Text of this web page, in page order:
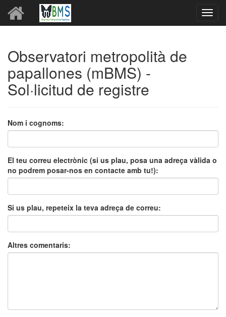
Observatori metropolità de
papallones (mBMS) -
Sol·licitud de registre
Nom i cognoms:
El teu correu electrònic (si us plau, posa una adreça vàlida o
no podrem posar-nos en contacte amb tu!):
Si us plau, repeteix la teva adreça de correu:
Altres comentaris: